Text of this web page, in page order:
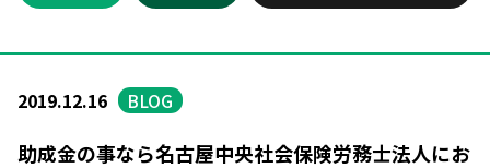
2019.12.16 BLOG
助成金の事なら名古屋中央社会保険労務士法人にお